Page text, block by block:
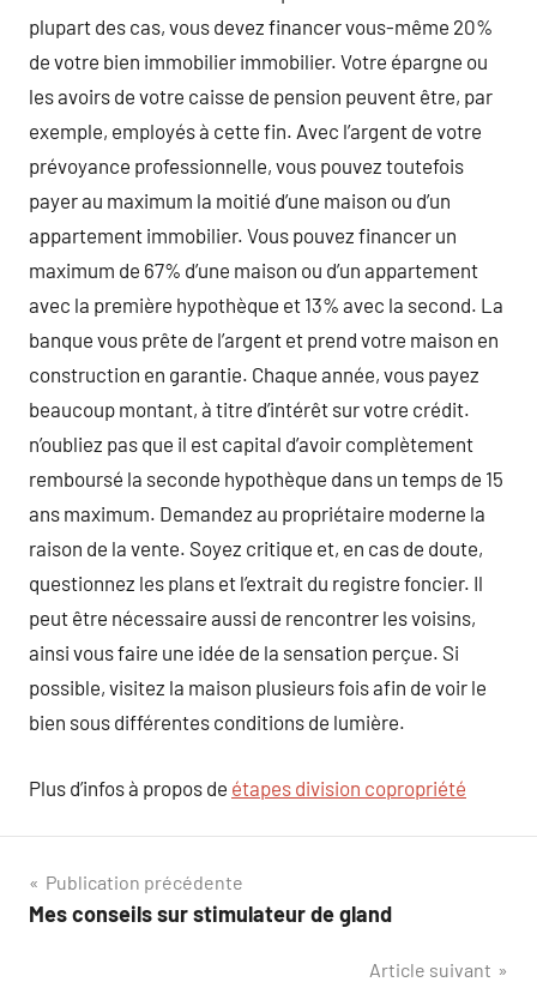
plupart des cas, vous devez financer vous-même 20%
de votre bien immobilier immobilier. Votre épargne ou
les avoirs de votre caisse de pension peuvent être, par
exemple, employés à cette fin. Avec l’argent de votre
prévoyance professionnelle, vous pouvez toutefois
payer au maximum la moitié d’une maison ou d’un
appartement immobilier. Vous pouvez financer un
maximum de 67% d’une maison ou d’un appartement
avec la première hypothèque et 13% avec la second. La
banque vous prête de l’argent et prend votre maison en
construction en garantie. Chaque année, vous payez
beaucoup montant, à titre d’intérêt sur votre crédit.
n’oubliez pas que il est capital d’avoir complètement
remboursé la seconde hypothèque dans un temps de 15
ans maximum. Demandez au propriétaire moderne la
raison de la vente. Soyez critique et, en cas de doute,
questionnez les plans et l’extrait du registre foncier. Il
peut être nécessaire aussi de rencontrer les voisins,
ainsi vous faire une idée de la sensation perçue. Si
possible, visitez la maison plusieurs fois afin de voir le
bien sous différentes conditions de lumière.
Plus d’infos à propos de étapes division copropriété
Navigation
de
Publication précédente
Mes conseils sur stimulateur de gland
Article suivant